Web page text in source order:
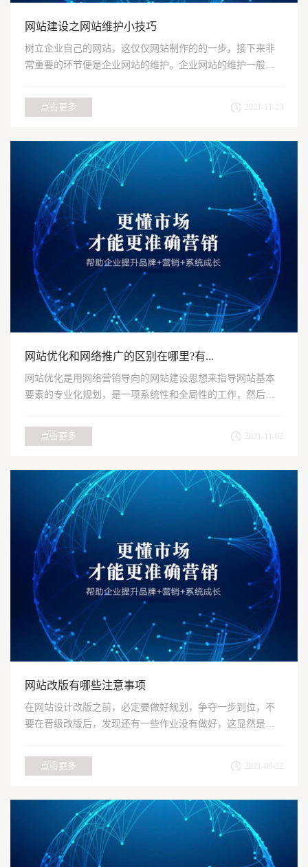
网站建设之网站维护小技巧
树立企业自己的网站，这仅仅网站制作的的一步，接下来非
常重要的环节便是企业网站的维护。企业网站的维护一般包
点击更多 2021-11-23
网站优化和网络推广的区别在哪里?有...
网站优化是用网络营销导向的网站建设思想来指导网站基本
要素的专业化规划，是一项系统性和全局性的工作，然后让
点击更多 2021-11-02
网站改版有哪些注意事项
在网站设计改版之前，必定要做好规划，争夺一步到位，不
要在晋级改版后，发现还有一些作业没有做好，这显然是一
点击更多 2021-09-22